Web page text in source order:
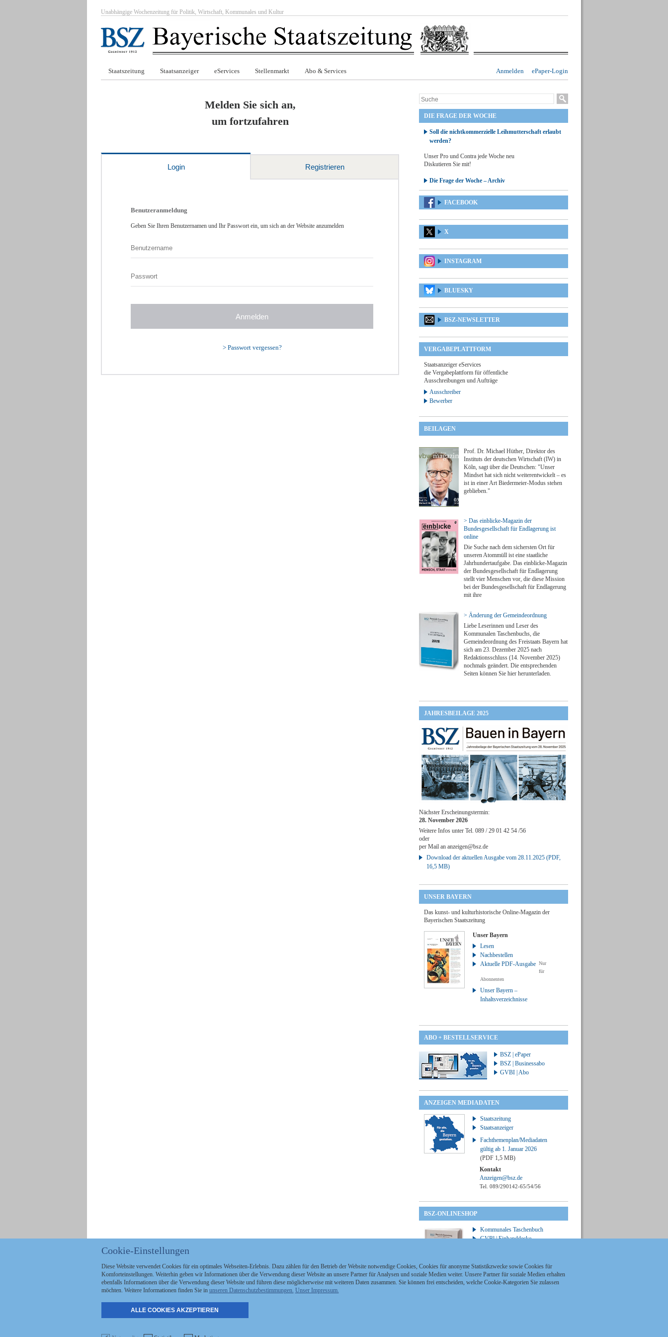
Unabhängige Wochenzeitung für Politik, Wirtschaft, Kommunales und Kultur
ePaper-Login
Anmelden
Staatszeitung Staatsanzeiger eServices Stellenmarkt Abo & Services
Melden Sie sich an,
um fortzufahren
Login Registrieren
Benutzeranmeldung
Geben Sie Ihren Benutzernamen und Ihr Passwort ein, um sich an der Website anzumelden
> Passwort vergessen?
DIE FRAGE DER WOCHE
Soll die nichtkommerzielle Leihmutterschaft erlaubt
werden?
Unser Pro und Contra jede Woche neu
Diskutieren Sie mit!
Die Frage der Woche – Archiv
FACEBOOK
X
INSTAGRAM
BLUESKY
BSZ-NEWSLETTER
VERGABEPLATTFORM
Staatsanzeiger eServices
die Vergabeplattform für öffentliche
Ausschreibungen und Aufträge
Ausschreiber
Bewerber
BEILAGEN
Prof. Dr. Michael Hüther, Direktor des
Instituts der deutschen Wirtschaft (IW) in
Köln, sagt über die Deutschen: "Unser
Mindset hat sich nicht weiterentwickelt – es
ist in einer Art Biedermeier-Modus stehen
geblieben."
> Das einblicke-Magazin der
Bundesgesellschaft für Endlagerung ist
online
Die Suche nach dem sichersten Ort für
unseren Atommüll ist eine staatliche
Jahrhundertaufgabe. Das einblicke-Magazin
der Bundesgesellschaft für Endlagerung
stellt vier Menschen vor, die diese Mission
bei der Bundesgesellschaft für Endlagerung
mit ihre
> Änderung der Gemeindeordnung
Liebe Leserinnen und Leser des
Kommunalen Taschenbuchs, die
Gemeindeordnung des Freistaats Bayern hat
sich am 23. Dezember 2025 nach
Redaktionsschluss (14. November 2025)
nochmals geändert. Die entsprechenden
Seiten können Sie hier herunterladen.
JAHRESBEILAGE 2025
Nächster Erscheinungstermin:
28. November 2026
Weitere Infos unter Tel. 089 / 29 01 42 54 /56
oder
per Mail an anzeigen@bsz.de
Download der aktuellen Ausgabe vom 28.11.2025 (PDF,
16,5 MB)
UNSER BAYERN
Das kunst- und kulturhistorische Online-Magazin der
Bayerischen Staatszeitung
Unser Bayern
Lesen
Nachbestellen
Aktuelle PDF-Ausgabe Nur
für
Abonnenten
Unser Bayern –
Inhaltsverzeichnisse
ABO + BESTELLSERVICE
BSZ | ePaper
BSZ | Businessabo
GVBI | Abo
ANZEIGEN MEDIADATEN
Staatszeitung
Staatsanzeiger
Fachthemenplan/Mediadaten
gültig ab 1. Januar 2026
(PDF 1,5 MB)
Kontakt
Anzeigen@bsz.de
Tel. 089/290142-65/54/56
BSZ-ONLINESHOP
Kommunales Taschenbuch
GVBl | Einbanddecke
Politik
Wirtschaft
Stellenmarkt
Shop
Anzeigen Staatszeitung
Cookie-Einstellungen
Diese Website verwendet Cookies für ein optimales Webseiten-Erlebnis. Dazu zählen für den Betrieb der Website notwendige Cookies, Cookies für anonyme Statistikzwecke sowie Cookies für
Komforteinstellungen. Weiterhin geben wir Informationen über die Verwendung dieser Website an unsere Partner für Analysen und soziale Medien weiter. Unsere Partner für soziale Medien erhalten
ebenfalls Informationen über die Verwendung dieser Website und führen diese möglicherweise mit weiteren Daten zusammen. Sie können frei entscheiden, welche Cookie-Kategorien Sie zulassen
möchten. Weitere Informationen finden Sie in unseren Datenschutzbestimmungen. Unser Impressum.
ALLE COOKIES AKZEPTIEREN